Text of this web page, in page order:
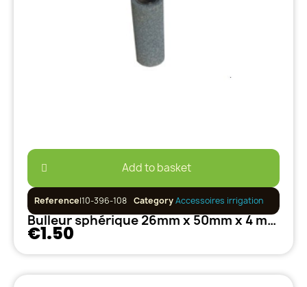
Add to basket
ReferenceI10-396-108 CategoryAccessoires irrigation
Bulleur sphérique 26mm x 50mm x 4 mm en carbure ASC-08
€1.50